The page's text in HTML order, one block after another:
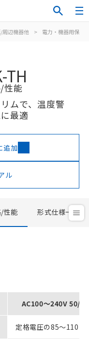
周辺機器他 > 電力・機器用保護
TH
性能
ムで、温度警
最適
追加
ル
性能 形式仕様一覧
AC100～240V 50/
定格電圧の85～110％